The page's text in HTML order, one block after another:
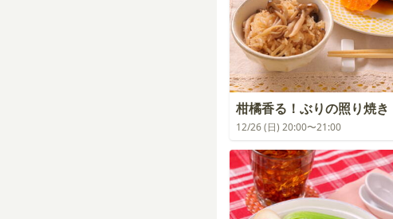
柑橘香る！ぶりの照り焼き
12/26 (日) 20:00〜21:00